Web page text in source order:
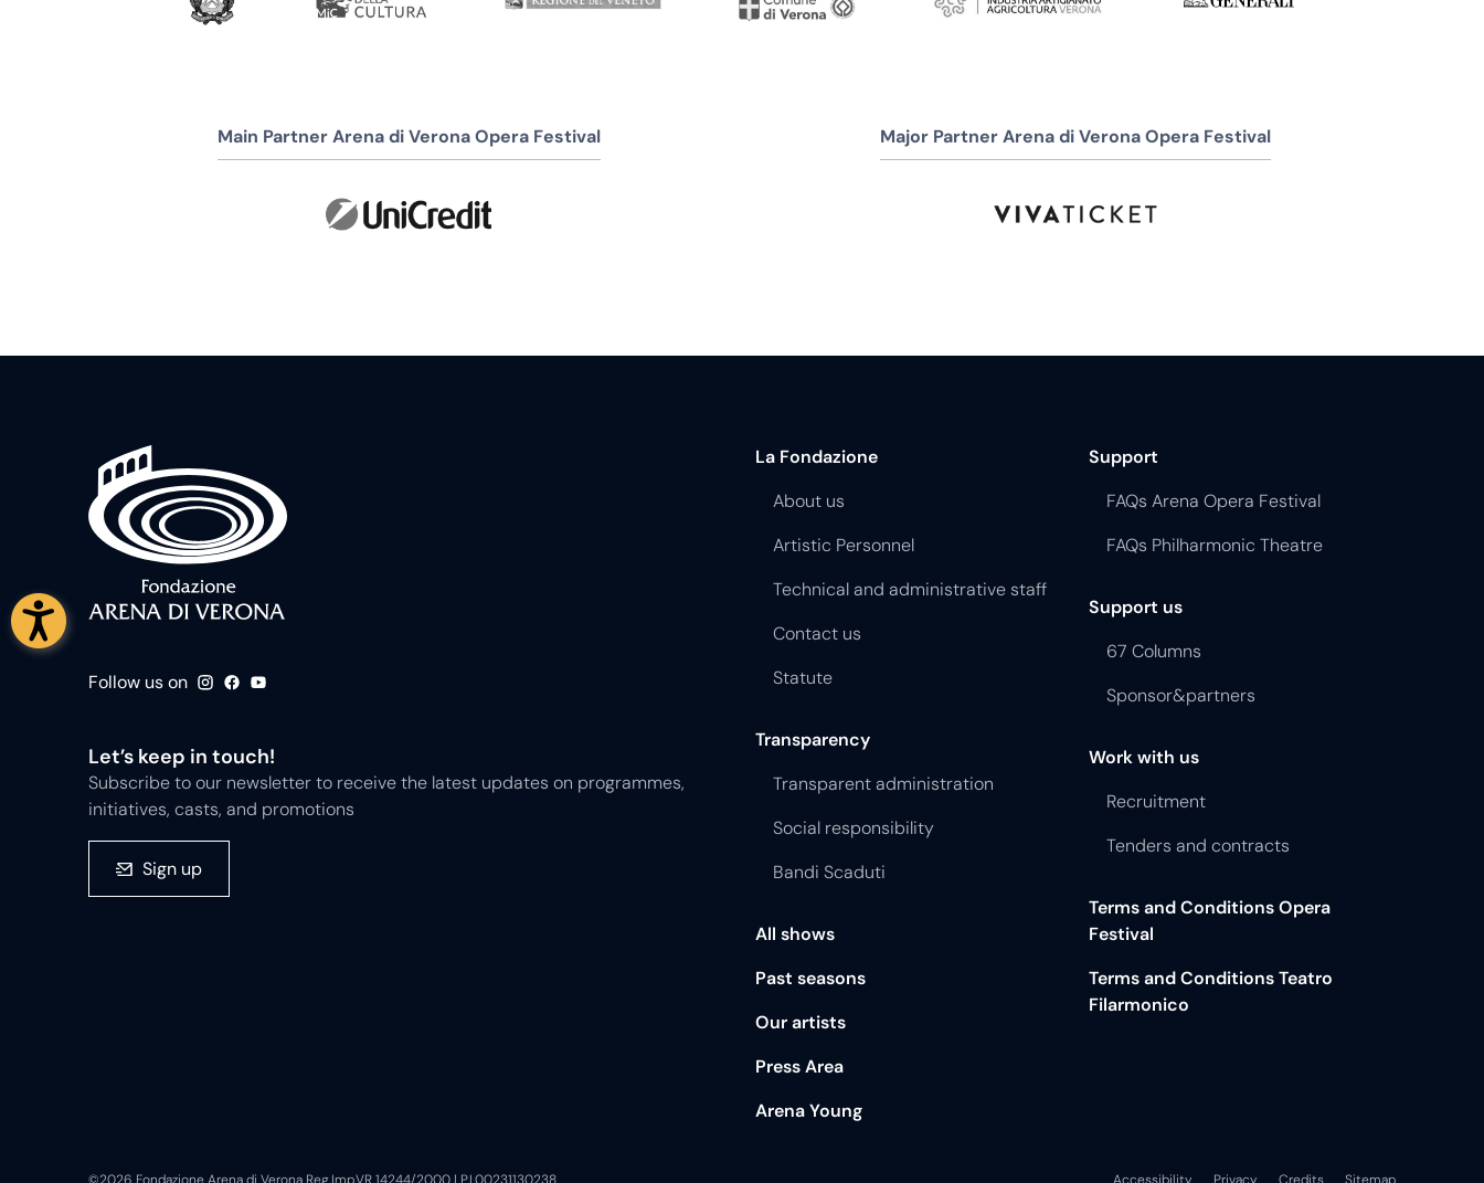
Main Partner Arena di Verona Opera Festival Major Partner Arena di Verona Opera Festival
Follow us on
Let’s keep in touch!
Subscribe to our newsletter to receive the latest updates on programmes,
initiatives, casts, and promotions
Sign up
La Fondazione
About us
Artistic Personnel
Technical and administrative staff
Contact us
Statute
Transparency
Transparent administration
Social responsibility
Bandi Scaduti
All shows
Past seasons
Our artists
Press Area
Arena Young
Support
FAQs Arena Opera Festival
FAQs Philharmonic Theatre
Support us
67 Columns
Sponsor&partners
Work with us
Recruitment
Tenders and contracts
Terms and Conditions Opera
Festival
Terms and Conditions Teatro
Filarmonico